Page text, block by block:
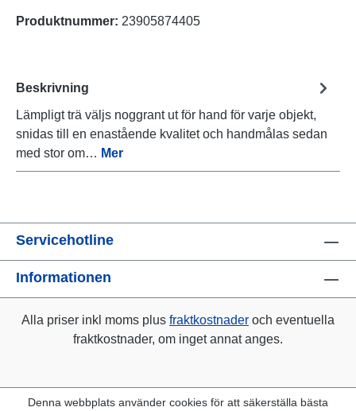
Produktnummer: 23905874405
Beskrivning
Lämpligt trä väljs noggrant ut för hand för varje objekt,
snidas till en enastående kvalitet och handmålas sedan
med stor om… Mer
Servicehotline
Informationen
Alla priser inkl moms plus fraktkostnader och eventuella
fraktkostnader, om inget annat anges.
Denna webbplats använder cookies för att säkerställa bästa